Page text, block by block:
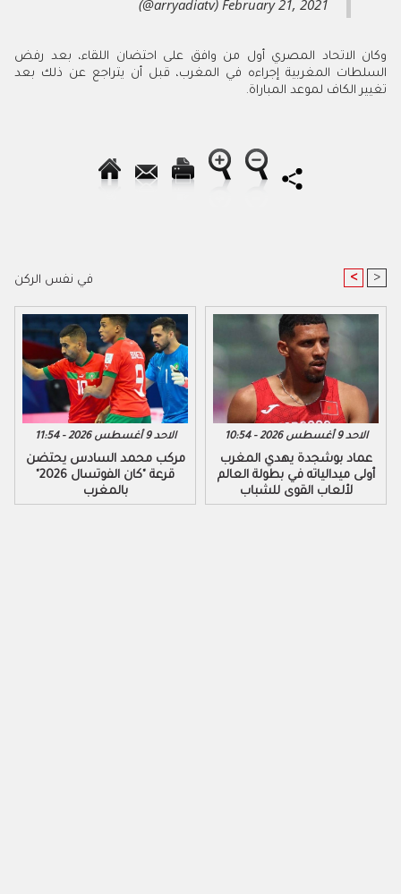
(@arryadiatv) February 21, 2021
وكان الاتحاد المصري أول من وافق على احتضان اللقاء، بعد رفض
السلطات المغربية إجراءه في المغرب، قبل أن يتراجع عن ذلك بعد
تغيير الكاف لموعد المباراة.
في نفس الركن < >
الاحد 9 أغسطس 2026 - 11:54
مركب محمد السادس يحتضن
قرعة "كان الفوتسال 2026"
بالمغرب
الاحد 9 أغسطس 2026 - 10:54
عماد بوشجدة يهدي المغرب
أولى ميدالياته في بطولة العالم
لألعاب القوى للشباب